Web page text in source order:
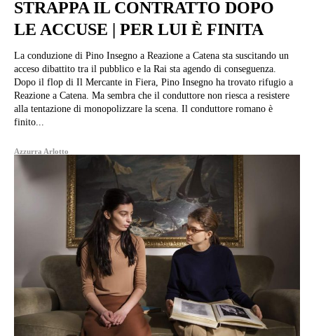
STRAPPA IL CONTRATTO DOPO
LE ACCUSE | PER LUI È FINITA
La conduzione di Pino Insegno a Reazione a Catena sta suscitando un
acceso dibattito tra il pubblico e la Rai sta agendo di conseguenza.
Dopo il flop di Il Mercante in Fiera, Pino Insegno ha trovato rifugio a
Reazione a Catena. Ma sembra che il conduttore non riesca a resistere
alla tentazione di monopolizzare la scena. Il conduttore romano è
finito...
Azzurra Arlotto